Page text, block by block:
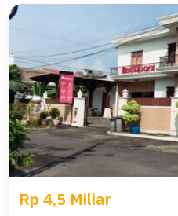
Rp 4,5 Miliar